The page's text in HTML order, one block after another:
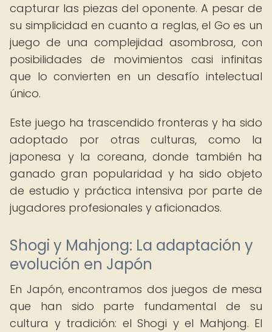
capturar las piezas del oponente. A pesar de
su simplicidad en cuanto a reglas, el Go es un
juego de una complejidad asombrosa, con
posibilidades de movimientos casi infinitas
que lo convierten en un desafío intelectual
único.
Este juego ha trascendido fronteras y ha sido
adoptado por otras culturas, como la
japonesa y la coreana, donde también ha
ganado gran popularidad y ha sido objeto
de estudio y práctica intensiva por parte de
jugadores profesionales y aficionados.
Shogi y Mahjong: La adaptación y
evolución en Japón
En Japón, encontramos dos juegos de mesa
que han sido parte fundamental de su
cultura y tradición: el Shogi y el Mahjong. El